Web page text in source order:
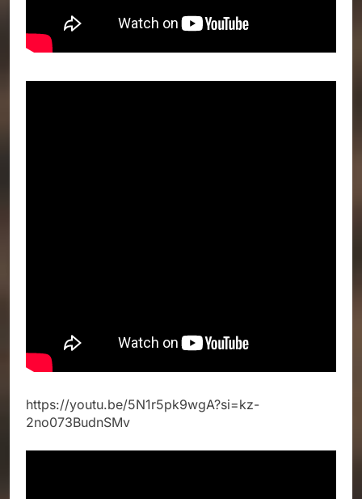
https://youtu.be/5N1r5pk9wgA?si=kz-
2no073BudnSMv